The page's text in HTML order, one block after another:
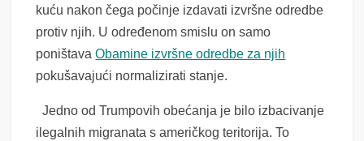
kuću nakon čega počinje izdavati izvršne odredbe
protiv njih. U određenom smislu on samo
poništavaObamine izvršne odredbe za njih
pokušavajući normalizirati stanje.
Jedno od Trumpovih obećanja je bilo izbacivanje
ilegalnih migranata s američkog teritorija. To